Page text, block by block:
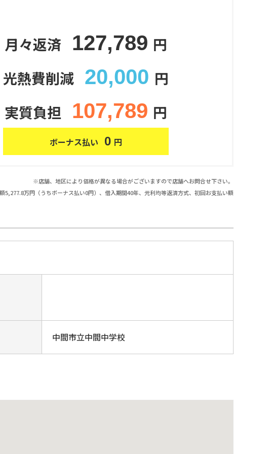
月々返済 127,789 円
光熱費削減 20,000 円
実質負担 107,789 円
ボーナス払い 0 円
※店舗、地区により価格が異なる場合がございますので店舗へお問合せ下さい。
万円（うちボーナス払い0円）、借入期間40年、元利均等返済方式、初回お支払い額
中間市立中間中学校